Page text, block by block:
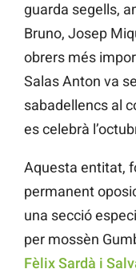
guarda segells,
Bruno, Josep
obrers més
Salas Anton va
sabadellencs al
es celebrà
Aquesta entitat,
permanent
una secció
per mossèn
Fèlix Sardà i